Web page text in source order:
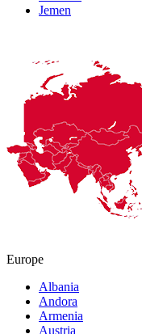
Jemen
Europe
Albania
Andora
Armenia
Austria